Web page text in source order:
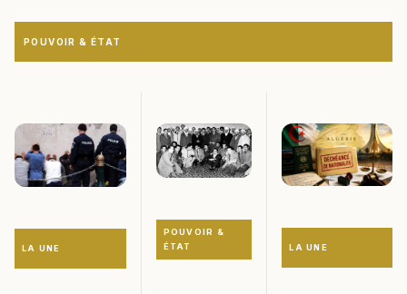
POUVOIR & ÉTAT
LA UNE
POUVOIR &
ÉTAT
LA UNE